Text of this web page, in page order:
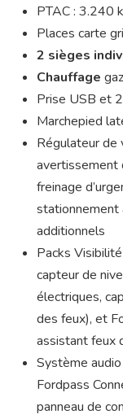
PTAC : 3.240
Places carte
2 sièges
Chauffage
Prise USB et
Marchepied
Régulateur
avertissement
freinage
stationnement
additionnels
Packs
capteur de
électriques,
des feux), et
assistant feux
Système
Fordpass
panneau de